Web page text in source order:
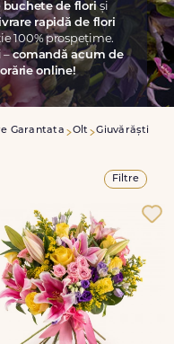
buchete de floriși
rapidă de flori
100% prospețime.
–comandă acum de
online!
Garantata Olt Giuvărăști
Filtre